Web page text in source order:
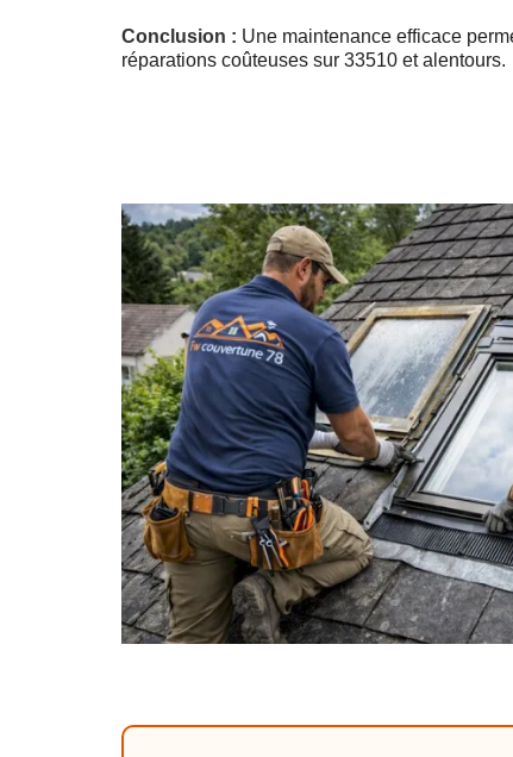
Conclusion : Une maintenance efficace
réparations coûteuses sur 33510 et alentours.